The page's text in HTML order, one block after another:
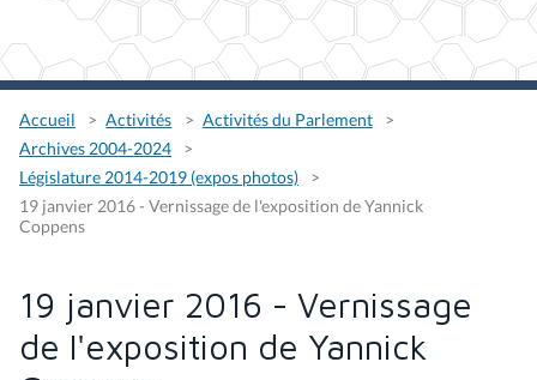
Accueil Activités
Activités du Parlement
Archives 2004-2024
Législature 2014-2019 (expos photos)
19 janvier 2016 - Vernissage de l'exposition de Yannick
Coppens
19 janvier 2016 - Vernissage
de l'exposition de Yannick